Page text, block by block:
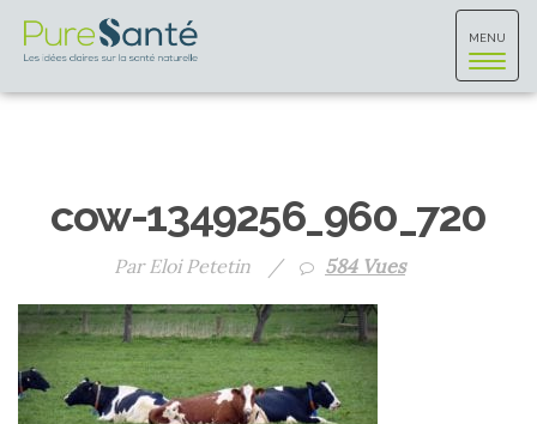
Toggle
MENU
cow-1349256_960_720
Par Eloi Petetin / 584 Vues